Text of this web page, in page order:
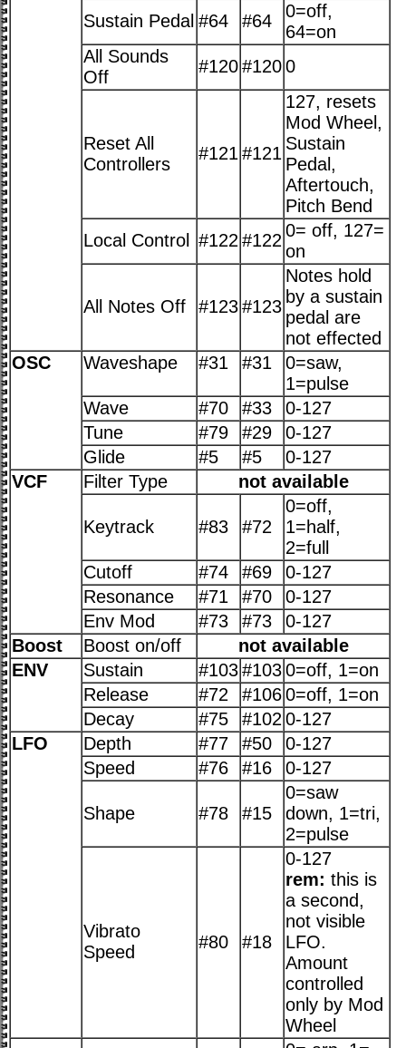
Sustain Pedal #64 #64
0=off,
64=on
All Sounds
Off
#120#1200
Reset All
Controllers
#121 #121
127, resets
Mod Wheel,
Sustain
Pedal,
Aftertouch,
Pitch Bend
Local Control
#122 #122 0= off, 127=
on
All Notes Off #123#123
Notes hold
by a sustain
pedal are
not effected
OSC
Waveshape #31 #31
0=saw,
1=pulse
Wave
#70 #33
0-127
Tune
#79 #29
0-127
Glide
#5 #5
0-127
VCF
Filter Type not available
Keytrack #83 #72
0=off,
1=half,
2=full
Cutoff
#74 #69
0-127
Resonance
#71 #70
0-127
Env Mod
#73 #73
0-127
Boost
Boost on/off
not available
ENV
Sustain #103#1030=off, 1=on
Release
#72 #1060=off, 1=on
Decay
#75 #102 0-127
LFO
Depth #77 #50
0-127
Speed
#76 #16 0-127
Shape #78 #15
0=saw
down, 1=tri,
2=pulse
Vibrato
Speed
#80 #18
0-127
rem: this is
a second,
not visible
LFO.
Amount
controlled
only by Mod
Wheel